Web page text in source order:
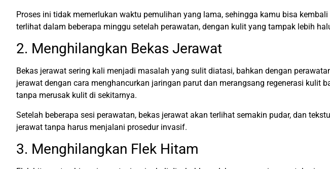
Proses ini tidak memerlukan waktu pemulihan yang lama, sehingga kamu bisa
terlihat dalam beberapa minggu setelah perawatan, dengan kulit yang tampak lebih
2. Menghilangkan Bekas Jerawat
Bekas jerawat sering kali menjadi masalah yang sulit diatasi, bahkan dengan
jerawat dengan cara menghancurkan jaringan parut dan merangsang regenerasi kulit
tanpa merusak kulit di sekitarnya.
Setelah beberapa sesi perawatan, bekas jerawat akan terlihat semakin pudar, dan
jerawat tanpa harus menjalani prosedur invasif.
3. Menghilangkan Flek Hitam